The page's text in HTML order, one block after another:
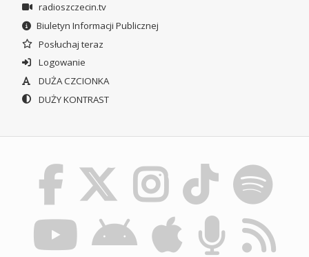
radioszczecin.tv
Biuletyn Informacji Publicznej
Posłuchaj teraz
Logowanie
DUŻA CZCIONKA
DUŻY KONTRAST